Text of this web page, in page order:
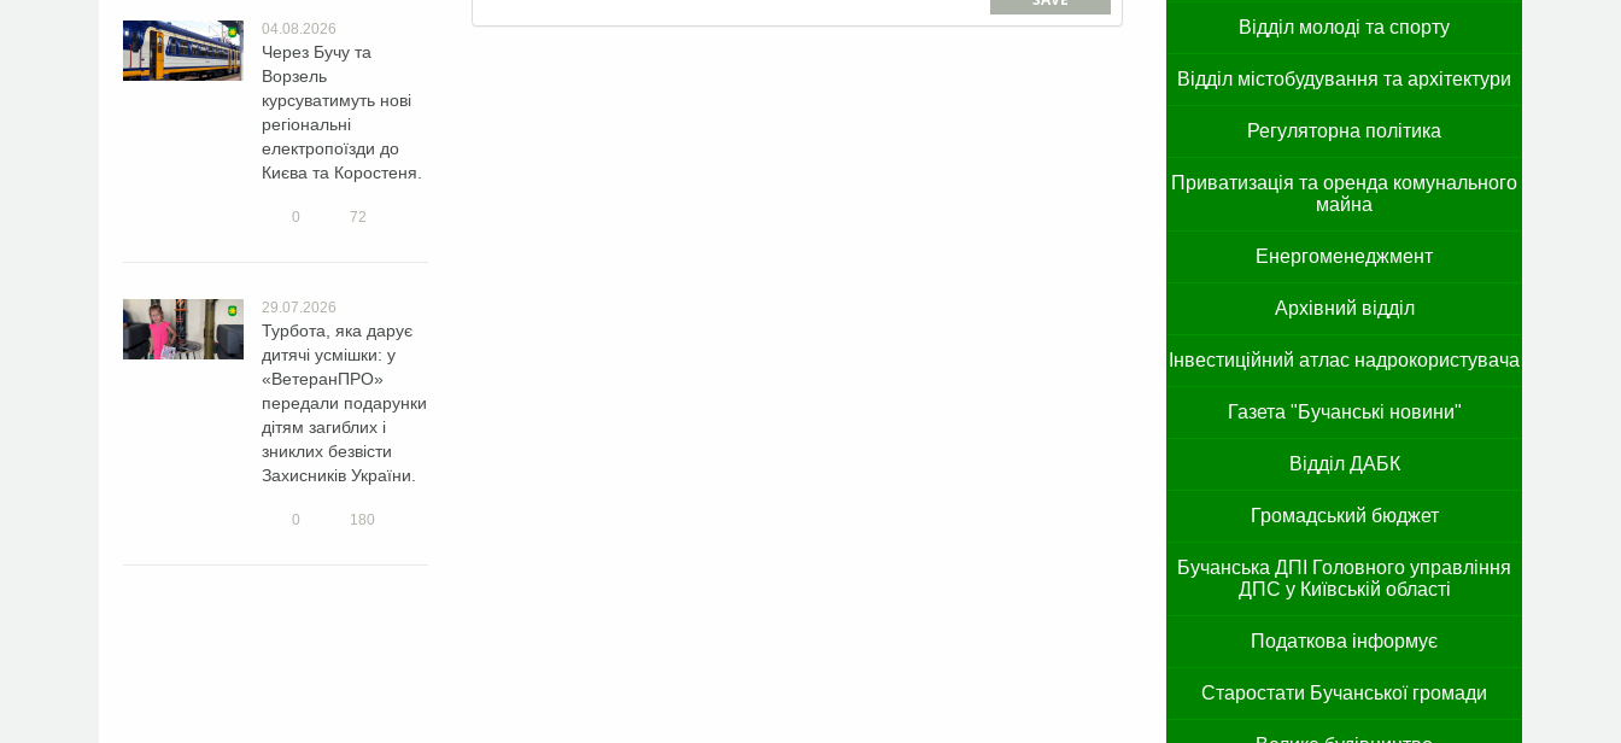
04.08.2026
Через Бучу та
Ворзель
курсуватимуть нові
регіональні
електропоїзди до
Києва та Коростеня.
0 72
29.07.2026
Турбота, яка дарує
дитячі усмішки: у
«ВетеранПРО»
передали подарунки
дітям загиблих і
зниклих безвісти
Захисників України.
0 180
Відділ молоді та спорту
Відділ містобудування та архітектури
Регуляторна політика
Приватизація та оренда комунального
майна
Енергоменеджмент
Архівний відділ
Інвестиційний атлас надрокористувача
Газета "Бучанські новини"
Відділ ДАБК
Громадський бюджет
Бучанська ДПІ Головного управління
ДПС у Київській області
Податкова інформує
Старостати Бучанської громади